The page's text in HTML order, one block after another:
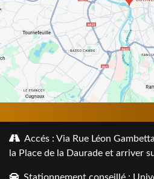
Accés : Via Rue Léon
la Place de la Daurade et arriver